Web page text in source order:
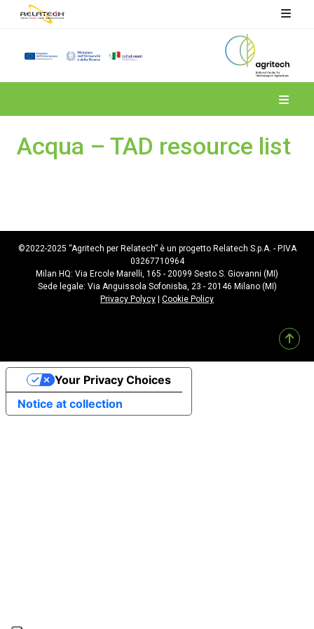
Acqua – TAD resource list
©2022-2025 “Agritech per Relatech” è un progetto Relatech S.p.A. - P.IVA
03267710964
Milan HQ: Via Ercole Marelli, 165 - 20099 Sesto S. Giovanni (MI)
Sede legale: Via Anguissola Sofonisba, 23 - 20146 Milano (MI)
Privacy Polycy
Cookie Policy
Notice at collection
Your Privacy Choices